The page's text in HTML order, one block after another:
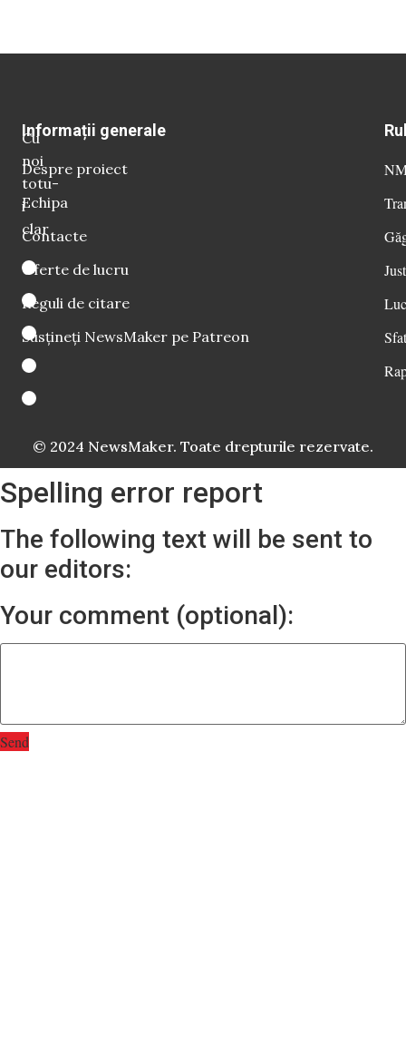
Cu
noi
totu-
i
clar
Informații generale
Despre proiect
Echipa
Contacte
Oferte de lucru
Reguli de citare
Susțineți NewsMaker pe Patreon
© 2024 NewsMaker. Toate drepturile rezervate.
Spelling error report
The following text will be sent to
our editors:
Your comment (optional):
Send